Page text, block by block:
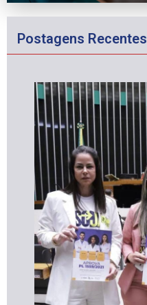
Postagens Recentes